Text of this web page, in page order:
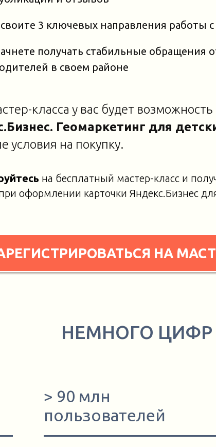
класса у вас будет
Геомаркетинг для
условия на покупку.
НА
3 ключевых направления работы с
на бесплатный мастер-класс и
оформлении карточки Яндекс.Бизнес
получать стабильные обращения
в своем районе
НЕМНОГО ЦИФР
> 90 млн
пользователей